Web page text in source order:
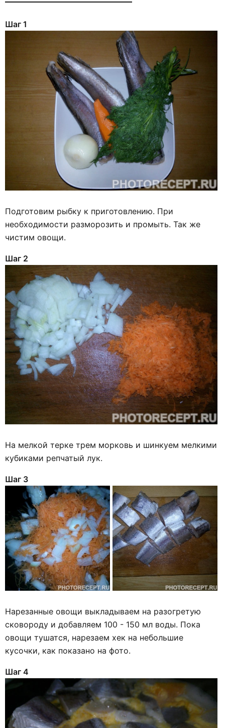
Шаг 1
Подготовим рыбку к приготовлению. При
необходимости разморозить и промыть. Так же
чистим овощи.
Шаг 2
На мелкой терке трем морковь и шинкуем мелкими
кубиками репчатый лук.
Шаг 3
Нарезанные овощи выкладываем на разогретую
сковороду и добавляем 100 - 150 мл воды. Пока
овощи тушатся, нарезаем хек на небольшие
кусочки, как показано на фото.
Шаг 4